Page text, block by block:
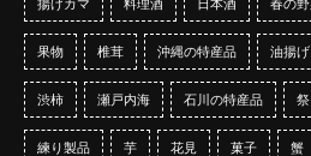
揚げカマ 料理酒 日本酒 春の
果物 椎茸 沖縄の特産品 油揚げ
渋柿 瀬戸内海 石川の特産品 祭
練り製品 芋 花見 菓子 蟹